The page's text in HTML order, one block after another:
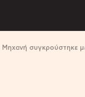
Μηχανή συγκρούστηκε